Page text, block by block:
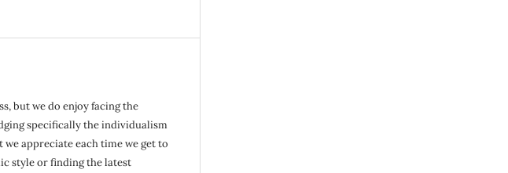
but we do enjoy facing the
specifically the individualism
appreciate each time we get to
style or finding the latest